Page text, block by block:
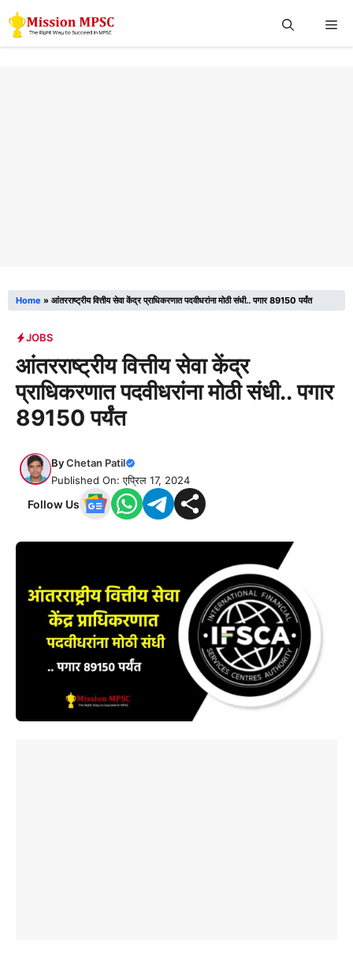
Skip
to
Home » आंतरराष्ट्रीय वित्तीय सेवा केंद्र प्राधिकरणात पदवीधरांना मोठी संधी.. पगार 89150 पर्यंत
JOBS
आंतरराष्ट्रीय वित्तीय सेवा केंद्र
प्राधिकरणात पदवीधरांना मोठी संधी.. पगार
89150 पर्यंत
ByChetan Patil
Published On: एप्रिल 17, 2024
Follow Us